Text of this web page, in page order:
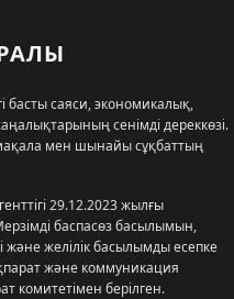
басты саяси, экономикалық,
сенімді дереккөзі.
мен шынайы сұқбаттың
29.12.2023 жылғы
баспасөз басылымын,
және желілік басылымды есепке
және коммуникация
комитетімен берілген.